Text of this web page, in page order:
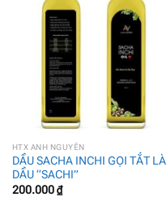
HTX ANH NGUYÊN
DẦU SACHA INCHI GỌI TẮT LÀ
DẦU “SACHI”
200.000₫